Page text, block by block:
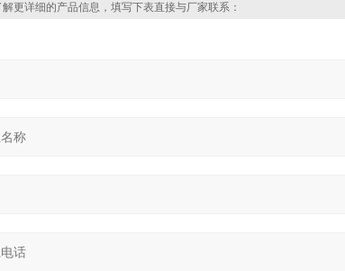
更详细的产品信息，填写下表直接与厂家联系：